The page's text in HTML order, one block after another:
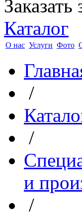
Заказать
Каталог
О нас Услуги Фото
/
/
и
/